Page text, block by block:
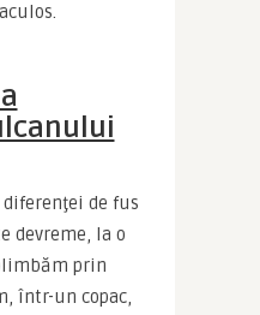
de fus
devreme, la o
prin
într-un copac,